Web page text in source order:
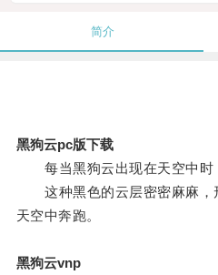
简介
黑狗云pc版下载
每当黑狗云出现在天空中时
这种黑色的云层密密麻麻，
天空中奔跑。
黑狗云vnp